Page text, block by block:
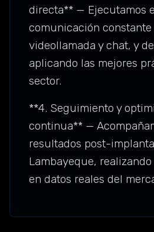
directa** — Ejecutamos
comunicación
videollamada y chat, y
aplicando las mejores
sector.
**4. Seguimiento y
continua** —
resultados post-
Lambayeque,
en datos reales del